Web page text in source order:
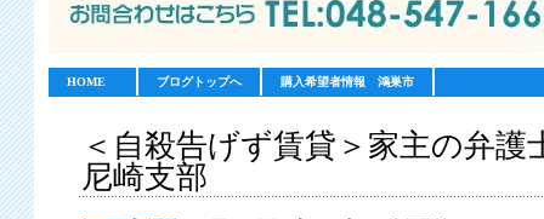
HOME ブログトップへ 購入希望者情報 鴻巣市
＜自殺告げず賃貸＞家主の弁
尼崎支部